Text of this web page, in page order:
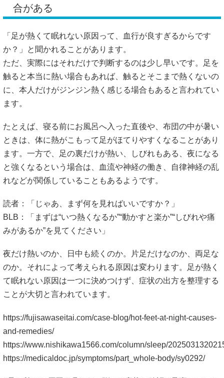
合がある
「足が熱くて眠れない原因って、血行が良すぎるからです
か？」と聞かれることがあります。
ただ、実際にはそれだけで判断するのは少し早いです。足を
触ると本当に熱い場合もあれば、触るとそこまで熱くないの
に、本人だけがジンジン熱く感じる場合もあると言われてい
ます。
たとえば、寝る前にお風呂へ入った直後や、布団の中が暑い
ときは、体に熱がこもって足がほてりやすくなることがあり
ます。一方で、足の裏だけが熱い、しびれもある、夜になる
と強くなるという場合は、血流や神経の働き、自律神経の乱
れなどが関係していることもあるようです。
読者：「じゃあ、まず何を見ればいいですか？」
BLB：「まずは“いつ熱くなるか”“動かすと楽か”“しびれや痛
みがあるか”を見てください」
夜だけ熱いのか、日中も続くのか。片足だけなのか、両足な
のか。それによって考えられる原因は変わります。足が熱く
て眠れない原因は一つに決めつけず、症状の出方を整理する
ことが大切と言われています。
https://fujisawaseitai.com/case-blog/hot-feet-at-night-causes-
and-remedies/
https://www.nishikawa1566.com/column/sleep/
https://medicaldoc.jp/symptoms/part_whole-body/sy0292/